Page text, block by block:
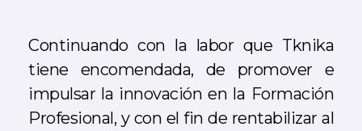
Continuando con la labor que Tknika
tiene encomendada, de promover e
impulsar la innovación en la Formación
Profesional, y con el fin de rentabilizar al